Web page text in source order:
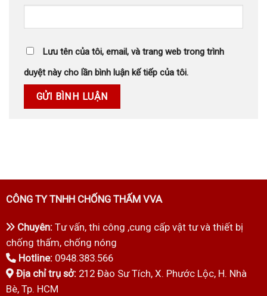
Lưu tên của tôi, email, và trang web trong trình
duyệt này cho lần bình luận kế tiếp của tôi.
CÔNG TY TNHH CHỐNG THẤM VVA
Chuyên:Tư vấn, thi công ,cung cấp vật tư và thiết bị
chống thấm, chống nóng
Hotline:0948.383.566
Địa chỉ trụ sở:212 Đào Sư Tích, X. Phước Lộc, H. Nhà
Bè, Tp. HCM